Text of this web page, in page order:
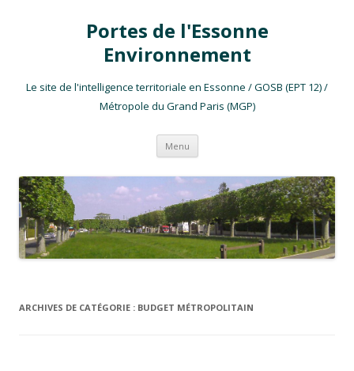
Portes de l'Essonne
Environnement
Le site de l'intelligence territoriale en Essonne / GOSB (EPT 12) /
Métropole du Grand Paris (MGP)
Menu Aller au contenu
ARCHIVES DE CATÉGORIE : BUDGET MÉTROPOLITAIN